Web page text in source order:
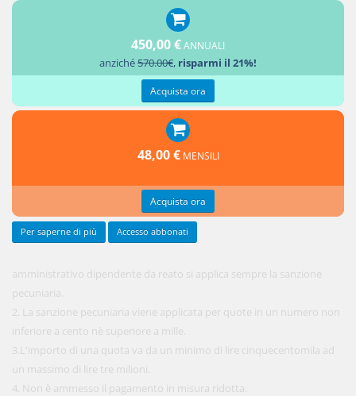
SANZIONE AMMINISTRATIVA PECUNIARIA
amministrativo dipendente da reato si applica sempre la sanzione
pecuniaria.
2. La sanzione pecuniaria viene applicata per quote in un numero non
inferiore a cento nè superiore a mille.
3.L'importo di una quota va da un minimo di lire cinquecentomila ad
un massimo di lire tre milioni.
4. Non è ammesso il pagamento in misura ridotta.
450,00 €ANNUALI
anziché570.00€, risparmi il 21%!
Acquista ora
48,00 € MENSILI
Acquista ora
Per saperne di più Accesso abbonati